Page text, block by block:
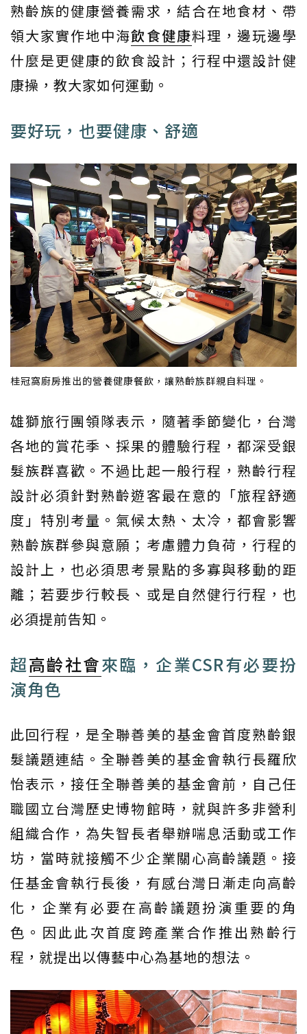
熟齡族的健康營養需求，結合在地食材、帶
領大家實作地中海飲食健康料理，邊玩邊學
什麼是更健康的飲食設計；行程中還設計健
康操，教大家如何運動。
要好玩，也要健康、舒適
桂冠窩廚房推出的營養健康餐飲，讓熟齡族群親自料理。
雄獅旅行團領隊表示，隨著季節變化，台灣
各地的賞花季、採果的體驗行程，都深受銀
髮族群喜歡。不過比起一般行程，熟齡行程
設計必須針對熟齡遊客最在意的「旅程舒適
度」特別考量。氣候太熱、太冷，都會影響
熟齡族群參與意願；考慮體力負荷，行程的
設計上，也必須思考景點的多寡與移動的距
離；若要步行較長、或是自然健行行程，也
必須提前告知。
超高齡社會來臨，企業CSR有必要扮
演角色
此回行程，是全聯善美的基金會首度熟齡銀
髮議題連結。全聯善美的基金會執行長羅欣
怡表示，接任全聯善美的基金會前，自己任
職國立台灣歷史博物館時，就與許多非營利
組織合作，為失智長者舉辦喘息活動或工作
坊，當時就接觸不少企業關心高齡議題。接
任基金會執行長後，有感台灣日漸走向高齡
化，企業有必要在高齡議題扮演重要的角
色。因此此次首度跨產業合作推出熟齡行
程，就提出以傳藝中心為基地的想法。